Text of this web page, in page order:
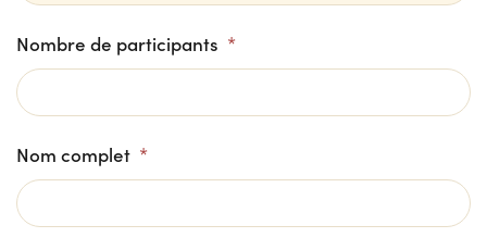
Nombre de participants *
Nom complet *